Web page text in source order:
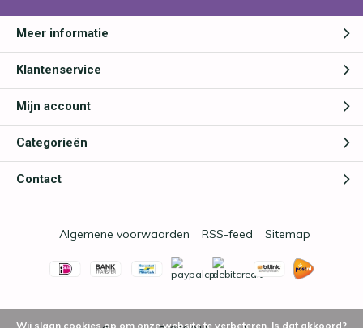
Meer informatie
Klantenservice
Mijn account
Categorieën
Contact
Algemene voorwaarden RSS-feed Sitemap
Wij slaan cookies op om onze website te verbeteren. Is dat akkoord?